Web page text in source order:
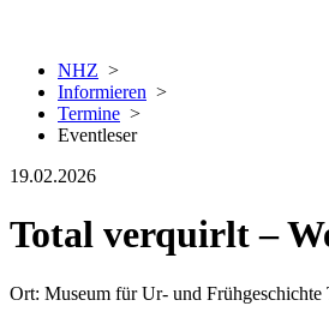
NHZ >
Informieren >
Termine >
Eventleser
19.02.2026
Total verquirlt ‒
Ort: Museum für Ur- und